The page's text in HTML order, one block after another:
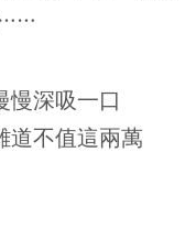
……
慢深吸一口
道不值這兩萬